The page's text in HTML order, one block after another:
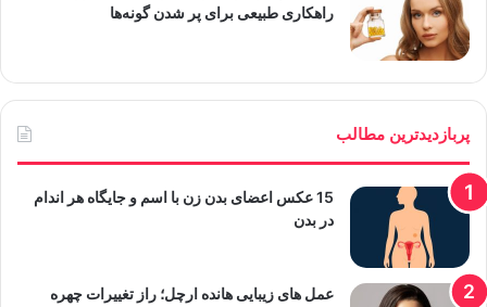
راهکاری طبیعی برای پر شدن گونه‌ها
پربازدیدترین مطالب
15 عکس اعضای بدن زن با اسم و جایگاه هر اندام
در بدن
عمل های زیبایی هانده ارچل؛ راز تغییرات چهره